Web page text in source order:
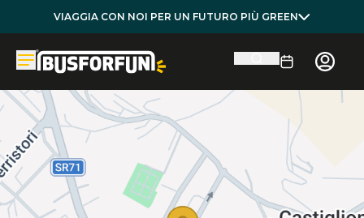
VIAGGIA CON NOI PER UN FUTURO PIÙ GREEN